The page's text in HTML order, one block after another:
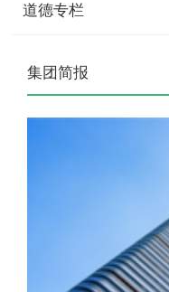
道德专栏
集团简报